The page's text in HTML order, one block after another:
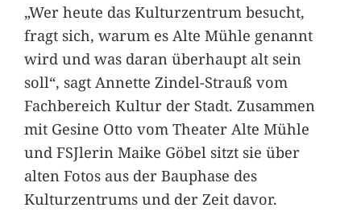
„Wer heute das Kulturzentrum besucht,
fragt sich, warum es Alte Mühle genannt
wird und was daran überhaupt alt sein
soll“, sagt Annette Zindel-Strauß vom
Fachbereich Kultur der Stadt. Zusammen
mit Gesine Otto vom Theater Alte Mühle
und FSJlerin Maike Göbel sitzt sie über
alten Fotos aus der Bauphase des
Kulturzentrums und der Zeit davor.